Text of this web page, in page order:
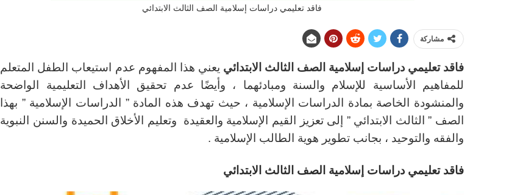
فاقد تعليمي دراسات إسلامية الصف الثالث الابتدائي
مشاركة
فاقد تعليمي دراسات إسلامية الصف الثالث الابتدائي يعني هذا المفهوم عدم استيعاب الطفل المتعلم
للمفاهيم الأساسية للإسلام والسنة ومبادئهما ، وأيضًا عدم تحقيق الأهداف التعليمية الواضحة
والمنشودة الخاصة بمادة الدراسات الإسلامية ، حيث تهدف هذه المادة ” الدراسات الإسلامية ” بهذا
الصف ” الثالث الابتدائي ” إلى تعزيز القيم الإسلامية والعقيدة وتعليم الأخلاق الحميدة والسنن النبوية
والفقه والتوحيد ، بجانب تطوير هوية الطالب الإسلامية .
فاقد تعليمي دراسات إسلامية الصف الثالث الابتدائي